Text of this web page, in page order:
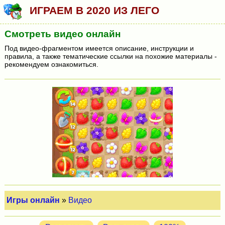
ИГРАЕМ В 2020 ИЗ ЛЕГО
Смотреть видео онлайн
Под видео-фрагментом имеется описание, инструкции и
правила, а также тематические ссылки на похожие материалы -
рекомендуем ознакомиться.
Игры онлайн » Видео